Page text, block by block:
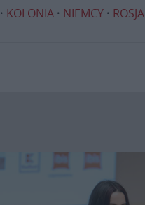
KOLONIA NIEMCY ROSJA